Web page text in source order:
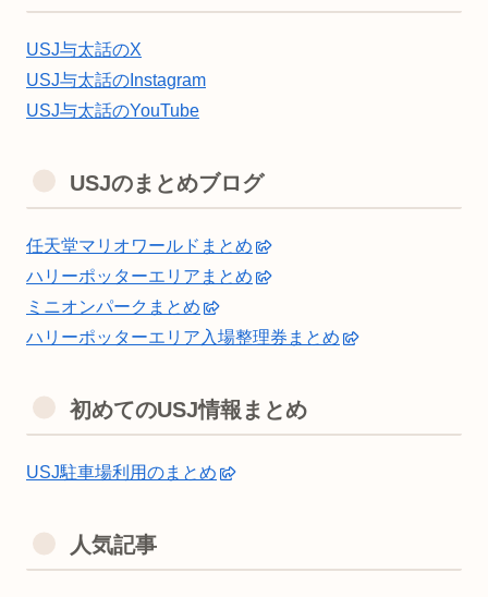
USJ与太話のX
USJ与太話のInstagram
USJ与太話のYouTube
USJのまとめブログ
任天堂マリオワールドまとめ
ハリーポッターエリアまとめ
ミニオンパークまとめ
ハリーポッターエリア入場整理券まとめ
初めてのUSJ情報まとめ
USJ駐車場利用のまとめ
人気記事